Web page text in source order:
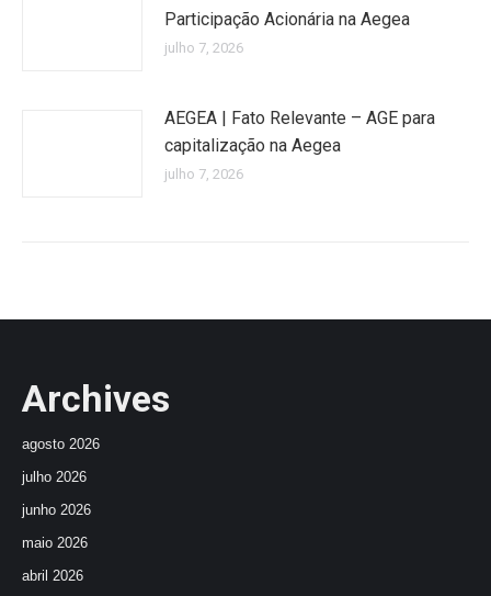
Participação Acionária na Aegea
julho 7, 2026
AEGEA | Fato Relevante – AGE para
capitalização na Aegea
julho 7, 2026
Archives
agosto 2026
julho 2026
junho 2026
maio 2026
abril 2026